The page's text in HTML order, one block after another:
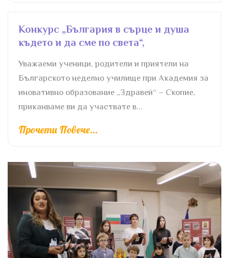
Конкурс „България в сърце и душа
където и да сме по света“,
Уважаеми ученици, родители и приятели на
Българското неделно училище при Академия за
иновативно образование „Здравей“ – Скопие,
приканваме ви да участвате в...
Прочети Повече...